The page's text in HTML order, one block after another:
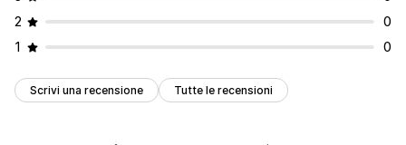
2
0
1
0
Scrivi una recensione Tutte le recensioni